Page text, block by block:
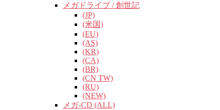
メガドライブ / 創世記
(JP)
(米国)
(EU)
(AS)
(KR)
(CA)
(BR)
(CN TW)
(RU)
(NEW)
メガ-CD (ALL)